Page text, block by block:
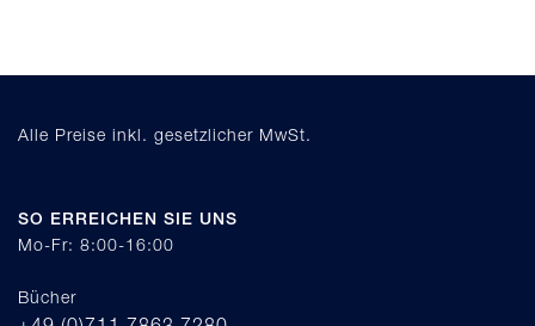
Alle Preise inkl. gesetzlicher MwSt.
SO ERREICHEN SIE UNS
Mo-Fr: 8:00-16:00
Bücher